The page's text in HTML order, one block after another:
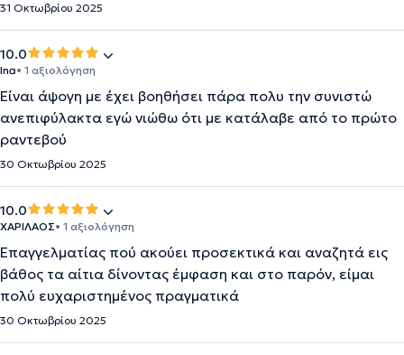
31 Οκτωβρίου 2025
10.0
Ina• 1 αξιολόγηση
Είναι άψογη με έχει βοηθήσει πάρα πολυ την συνιστώ
ανεπιφύλακτα εγώ νιώθω ότι με κατάλαβε από το πρώτο
ραντεβού
30 Οκτωβρίου 2025
10.0
ΧΑΡΙΛΑΟΣ• 1 αξιολόγηση
Επαγγελματίας πού ακούει προσεκτικά και αναζητά εις
βάθος τα αίτια δίνοντας έμφαση και στο παρόν, είμαι
πολύ ευχαριστημένος πραγματικά
30 Οκτωβρίου 2025